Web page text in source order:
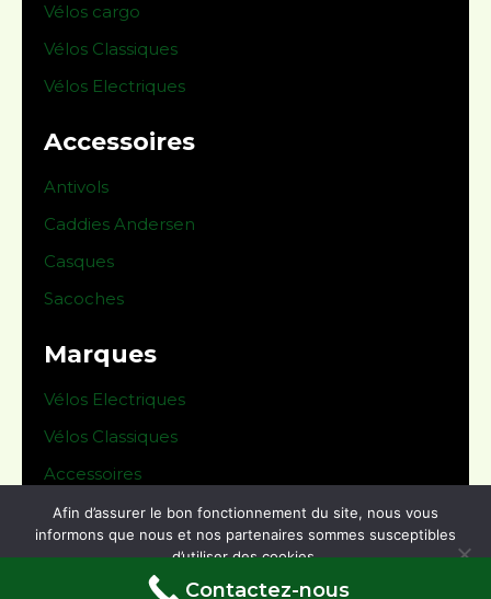
Vélos cargo
Vélos Classiques
Vélos Electriques
Accessoires
Antivols
Caddies Andersen
Casques
Sacoches
Marques
Vélos Electriques
Vélos Classiques
Accessoires
© 2024 Le Derailleur -Mentions légales
Contactez-nous
Afin d’assurer le bon fonctionnement du site, nous vous
informons que nous et nos partenaires sommes susceptibles
d’utiliser des cookies.
Ok